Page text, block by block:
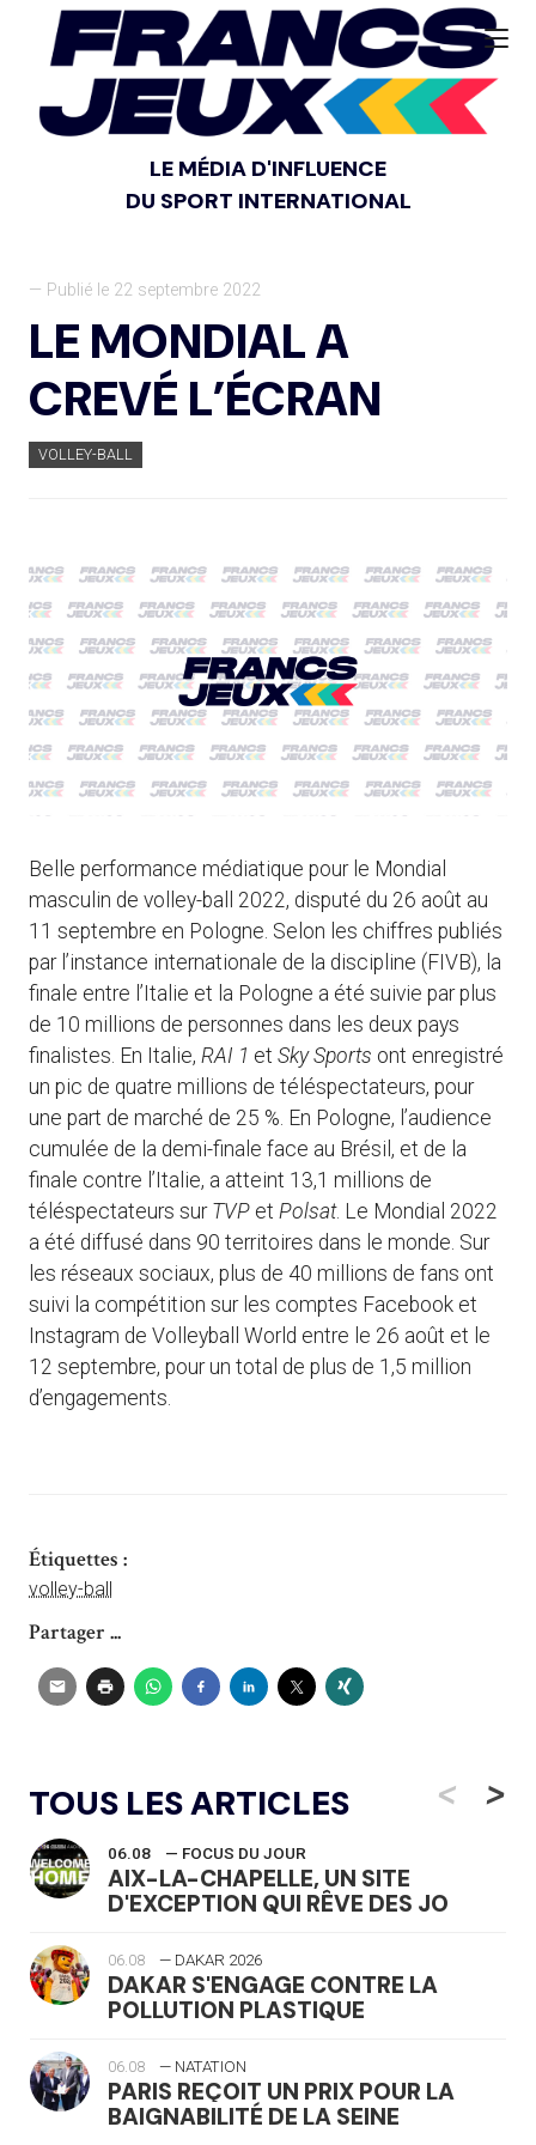
LE MÉDIA D'INFLUENCE
DU SPORT INTERNATIONAL
— Publié le 22 septembre 2022
LE MONDIAL A
CREVÉ L’ÉCRAN
VOLLEY-BALL
Belle performance médiatique pour le Mondial
masculin de volley-ball 2022, disputé du 26 août au
11 septembre en Pologne. Selon les chiffres publiés
par l’instance internationale de la discipline (FIVB), la
finale entre l’Italie et la Pologne a été suivie par plus
de 10 millions de personnes dans les deux pays
finalistes. En Italie, RAI 1 et Sky Sports ont enregistré
un pic de quatre millions de téléspectateurs, pour
une part de marché de 25 %. En Pologne, l’audience
cumulée de la demi-finale face au Brésil, et de la
finale contre l’Italie, a atteint 13,1 millions de
téléspectateurs sur TVP et Polsat. Le Mondial 2022
a été diffusé dans 90 territoires dans le monde. Sur
les réseaux sociaux, plus de 40 millions de fans ont
suivi la compétition sur les comptes Facebook et
Instagram de Volleyball World entre le 26 août et le
12 septembre, pour un total de plus de 1,5 million
d’engagements.
Étiquettes :
volley-ball
Partager ...
TOUS LES ARTICLES <
06.08 — FOCUS DU JOUR
AIX-LA-CHAPELLE, UN SITE
D'EXCEPTION QUI RÊVE DES JO
06.08 — DAKAR 2026
DAKAR S'ENGAGE CONTRE LA
POLLUTION PLASTIQUE
06.08 — NATATION
PARIS REÇOIT UN PRIX POUR LA
BAIGNABILITÉ DE LA SEINE
>